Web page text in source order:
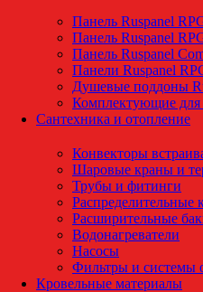
Панель Ruspanel
Панель Ruspanel
Панель Ruspanel
Панели Ruspanel
Душевые поддоны
Комплектующие для
Сантехника и отопление
Конвекторы
Шаровые краны и
Трубы и фитинги
Распределительные
Расширительные
Водонагреватели
Насосы
Фильтры и системы
Кровельные материалы